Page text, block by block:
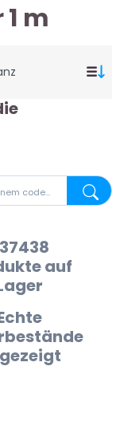
m
einem
Suche
auf